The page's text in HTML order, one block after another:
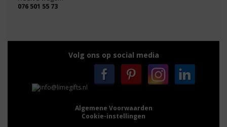
076 501 55 73
Volg ons op social media
Algemene Voorwaarden
Cookie-instellingen